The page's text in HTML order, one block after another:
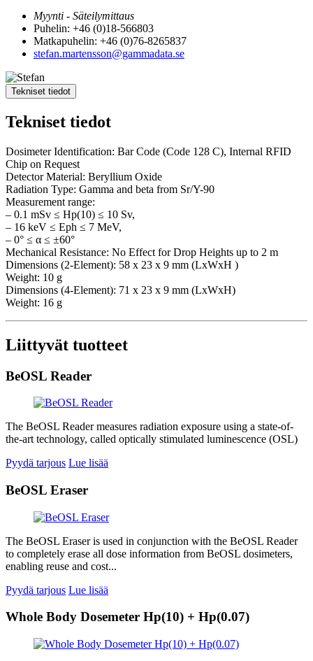
Myynti - Säteilymittaus
Puhelin: +46 (0)18-566803
Matkapuhelin: +46 (0)76-8265837
stefan.martensson@gammadata.se
Tekniset tiedot
Tekniset tiedot
Dosimeter Identification: Bar Code (Code 128 C), Internal RFID
Chip on Request
Detector Material: Beryllium Oxide
Radiation Type: Gamma and beta from Sr/Y-90
Measurement range:
– 0.1 mSv ≤ Hp(10) ≤ 10 Sv,
– 16 keV ≤ Eph ≤ 7 MeV,
– 0° ≤ α ≤ ±60°
Mechanical Resistance: No Effect for Drop Heights up to 2 m
Dimensions (2-Element): 58 x 23 x 9 mm (LxWxH )
Weight: 10 g
Dimensions (4-Element): 71 x 23 x 9 mm (LxWxH)
Weight: 16 g
Liittyvät tuotteet
BeOSL Reader
The BeOSL Reader measures radiation exposure using a state-of-
the-art technology, called optically stimulated luminescence (OSL)
Pyydä tarjous Lue lisää
BeOSL Eraser
The BeOSL Eraser is used in conjunction with the BeOSL Reader
to completely erase all dose information from BeOSL dosimeters,
enabling reuse and cost...
Pyydä tarjous Lue lisää
Whole Body Dosemeter Hp(10) + Hp(0.07)